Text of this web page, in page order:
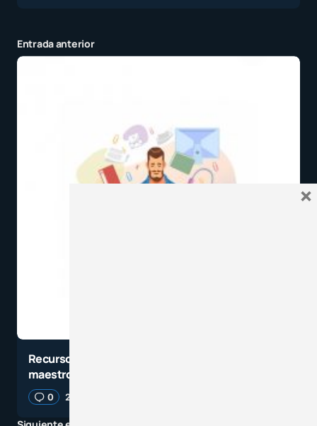
Entrada anterior
Recursos y herramientas más utilizadas por los
maestros
0 27 diciembre, 2020
×